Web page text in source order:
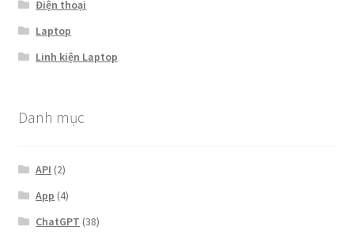
Điện thoại
Laptop
Linh kiện Laptop
Danh mục
API (2)
App (4)
ChatGPT (38)